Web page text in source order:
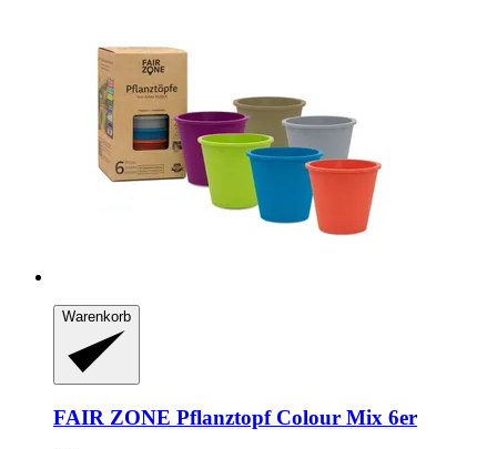
Warenkorb
FAIR ZONE Pflanztopf Colour Mix 6er